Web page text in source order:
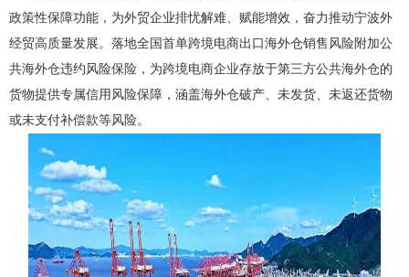
政策性保障功能，为外贸企业排忧解难、赋能增效，奋力推动宁波外
经贸高质量发展。落地全国首单跨境电商出口海外仓销售风险附加公
共海外仓违约风险保险，为跨境电商企业存放于第三方公共海外仓的
货物提供专属信用风险保障，涵盖海外仓破产、未发货、未返还货物
或未支付补偿款等风险。